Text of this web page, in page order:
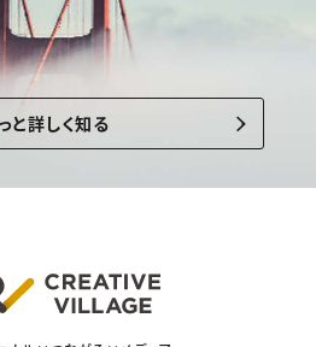
と詳しく知る